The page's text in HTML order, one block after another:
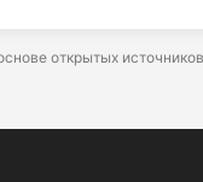
открытых